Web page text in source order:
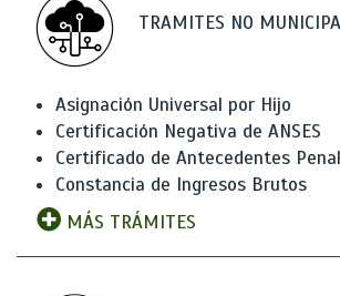
TRAMITES NO
Asignación Universal por Hijo
Certificación Negativa de ANSES
Certificado de Antecedentes
Constancia de Ingresos Brutos
MÁS TRÁMITES